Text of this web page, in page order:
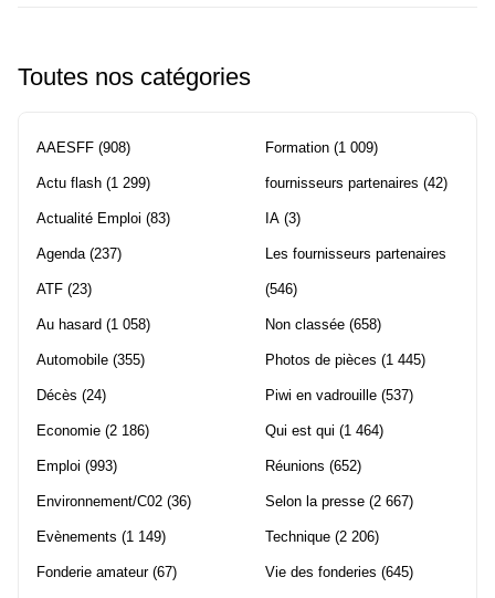
Toutes nos catégories
AAESFF (908)
Actu flash (1 299)
Actualité Emploi (83)
Agenda(237)
ATF (23)
Au hasard (1 058)
Automobile (355)
Décès (24)
Economie (2 186)
Emploi (993)
Environnement/C02 (36)
Evènements (1 149)
Fonderie amateur(67)
Formation (1 009)
fournisseurs partenaires (42)
IA (3)
Les fournisseurs partenaires
(546)
Non classée (658)
Photos de pièces (1 445)
Piwi en vadrouille (537)
Qui est qui (1 464)
Réunions (652)
Selon la presse (2 667)
Technique (2 206)
Vie des fonderies (645)